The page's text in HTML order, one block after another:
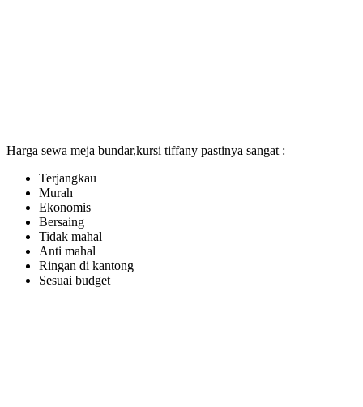
Harga sewa meja bundar,kursi tiffany pastinya sangat :
Terjangkau
Murah
Ekonomis
Bersaing
Tidak mahal
Anti mahal
Ringan di kantong
Sesuai budget